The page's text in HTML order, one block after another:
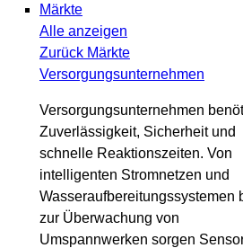
Märkte
Alle anzeigen
Zurück Märkte
Versorgungsunternehmen
Versorgungsunternehmen
Zuverlässigkeit, Sicherheit und
schnelle Reaktionszeiten. Von
intelligenten Stromnetzen und
Wasseraufbereitungssystemen
zur Überwachung von
Umspannwerken sorgen